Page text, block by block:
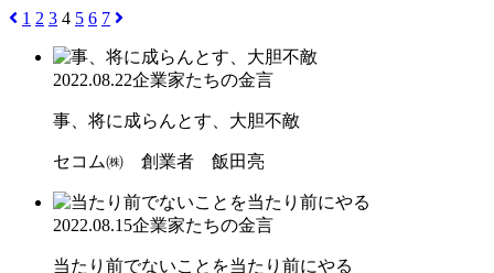
1 2 3 4 5 6 7
2022.08.22企業家たちの金言
事、将に成らんとす、大胆不敵
セコム㈱ 創業者 飯田亮
2022.08.15企業家たちの金言
当たり前でないことを当たり前にやる